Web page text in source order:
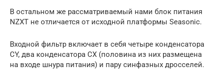
В остальном же рассматриваемый нами блок питания
NZXT не отличается от исходной платформы Seasonic.
Входной фильтр включает в себя четыре конденсатора
CY, два конденсатора CX (половина из них размещена
на входе шнура питания) и пару синфазных дросселей.